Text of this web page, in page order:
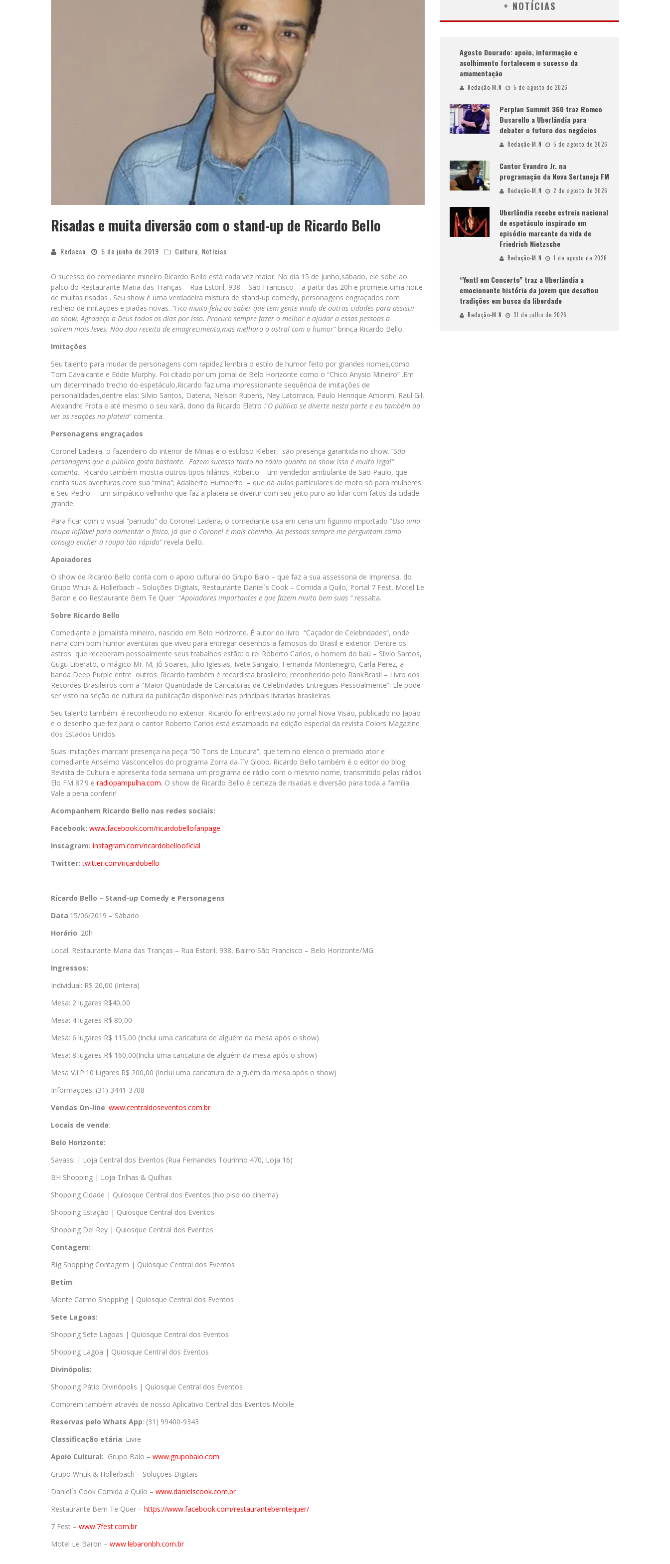
Risadas e muita diversão com o stand-up de Ricardo Bello
Redacao 5 de junho de 2019 Cultura, Notícias
O sucesso do comediante mineiro Ricardo Bello está cada vez maior. No dia 15 de junho,sábado, ele sobe ao
palco do Restaurante Maria das Tranças – Rua Estoril, 938 – São Francisco – a partir das 20h e promete uma noite
de muitas risadas . Seu show é uma verdadeira mistura de stand-up comedy, personagens engraçados com
recheio de imitações e piadas novas. “Fico muito feliz ao saber que tem gente vindo de outras cidades para assistir
ao show. Agradeço a Deus todos os dias por isso. Procuro sempre fazer o melhor e ajudar a essas pessoas a
saírem mais leves. Não dou receita de emagrecimento,mas melhoro o astral com o humor” brinca Ricardo Bello.
Imitações
Seu talento para mudar de personagens com rapidez lembra o estilo de humor feito por grandes nomes,como
Tom Cavalcante e Eddie Murphy. Foi citado por um jornal de Belo Horizonte como o “Chico Anysio Mineiro” .Em
um determinado trecho do espetáculo,Ricardo faz uma impressionante sequência de imitações de
personalidades,dentre elas: Silvio Santos, Datena, Nelson Rubens, Ney Latorraca, Paulo Henrique Amorim, Raul Gil,
Alexandre Frota e até mesmo o seu xará, dono da Ricardo Eletro .”O público se diverte nesta parte e eu também ao
ver as reações na plateia” comenta.
Personagens engraçados
Coronel Ladeira, o fazendeiro do interior de Minas e o estiloso Kleber, são presença garantida no show. “São
personagens que o público gosta bastante. Fazem sucesso tanto no rádio quanto no show Isso é muito legal”
comenta.
Ricardo também mostra outros tipos hilários: Roberto – um vendedor ambulante de São Paulo, que
conta suas aventuras com sua “mina”; Adalberto Humberto – que dá aulas particulares de moto só para mulheres
e Seu Pedro – um simpático velhinho que faz a plateia se divertir com seu jeito puro ao lidar com fatos da cidade
grande.
Para ficar com o visual “parrudo” do Coronel Ladeira, o comediante usa em cena um figurino importado “Uso uma
roupa inflável para aumentar o físico, já que o Coronel é mais cheinho. As pessoas sempre me perguntam como
consigo encher a roupa tão rápido”revela Bello.
Apoiadores
O show de Ricardo Bello conta com o apoio cultural do Grupo Balo – que faz a sua assessoria de Imprensa, do
Grupo Wnuk & Hollerbach – Soluções Digitais, Restaurante Daniel´s Cook – Comida a Quilo, Portal 7 Fest, Motel Le
Baron e do Restaurante Bem Te Quer “Apoiadores importantes e que fazem muito bem suas ” ressalta.
Sobre Ricardo Bello
Comediante e jornalista mineiro, nascido em Belo Horizonte. É autor do livro “Caçador de Celebridades”, onde
narra com bom humor aventuras que viveu para entregar desenhos a famosos do Brasil e exterior. Dentre os
astros que receberam pessoalmente seus trabalhos estão: o rei Roberto Carlos, o homem do baú – Sílvio Santos,
Gugu Liberato, o mágico Mr. M, Jô Soares, Julio Iglesias, Ivete Sangalo, Fernanda Montenegro, Carla Perez, a
banda Deep Purple entre outros. Ricardo também é recordista brasileiro, reconhecido pelo RankBrasil – Livro dos
Recordes Brasileiros com a “Maior Quantidade de Caricaturas de Celebridades Entregues Pessoalmente”. Ele pode
ser visto na seção de cultura da publicação disponível nas principais livrarias brasileiras.
Seu talento também é reconhecido no exterior. Ricardo foi entrevistado no jornal Nova Visão, publicado no Japão
e o desenho que fez para o cantor Roberto Carlos está estampado na edição especial da revista Colors Magazine
dos Estados Unidos.
Suas imitações marcam presença na peça “50 Tons de Loucura”, que tem no elenco o premiado ator e
comediante Anselmo Vasconcellos do programa Zorra da TV Globo. Ricardo Bello também é o editor do blog
Revista de Cultura e apresenta toda semana um programa de rádio com o mesmo nome, transmitido pelas rádios
Elo FM 87.9 e radiopampulha.com. O show de Ricardo Bello é certeza de risadas e diversão para toda a família.
Vale a pena conferir!
Acompanhem Ricardo Bello nas redes sociais:
Facebook: www.facebook.com/ricardobellofanpage
Instagram: instagram.com/ricardobellooficial
Twitter: twitter.com/ricardobello
Ricardo Bello – Stand-up Comedy e Personagens
Data:15/06/2019 – Sábado
Horário: 20h
Local: Restaurante Maria das Tranças – Rua Estoril, 938, Bairro São Francisco – Belo Horizonte/MG
Ingressos:
Individual: R$ 20,00 (Inteira)
Mesa: 2 lugares R$40,00
Mesa: 4 lugares R$ 80,00
Mesa: 6 lugares R$ 115,00 (Inclui uma caricatura de alguém da mesa após o show)
Mesa: 8 lugares R$ 160,00(Inclui uma caricatura de alguém da mesa após o show)
Mesa V.I.P:10 lugares R$ 200,00 (Inclui uma caricatura de alguém da mesa após o show)
Informações: (31) 3441-3708
Vendas On-line: www.centraldoseventos.com.br
Locais de venda:
Belo Horizonte:
Savassi | Loja Central dos Eventos (Rua Fernandes Tourinho 470, Loja 16)
BH Shopping | Loja Trilhas & Quilhas
Shopping Cidade | Quiosque Central dos Eventos (No piso do cinema)
Shopping Estação | Quiosque Central dos Eventos
Shopping Del Rey | Quiosque Central dos Eventos
Contagem:
Big Shopping Contagem | Quiosque Central dos Eventos
Betim:
Monte Carmo Shopping | Quiosque Central dos Eventos
Sete Lagoas:
Shopping Sete Lagoas | Quiosque Central dos Eventos
Shopping Lagoa | Quiosque Central dos Eventos
Divinópolis:
Shopping Pátio Divinópolis | Quiosque Central dos Eventos
Comprem também através de nosso Aplicativo Central dos Eventos Mobile
Reservas pelo Whats App: (31) 99400-9343
Classificação etária: Livre
Apoio Cultural: Grupo Balo – www.grupobalo.com
Grupo Wnuk & Hollerbach – Soluções Digitais
Daniel´s Cook Comida a Quilo – www.danielscook.com.br
Restaurante Bem Te Quer – https://www.facebook.com/restaurantebemtequer/
7 Fest – www.7fest.com.br
Motel Le Baron – www.lebaronbh.com.br
+ NOTÍCIAS
Agosto Dourado: apoio, informação e
acolhimento fortalecem o sucesso da
amamentação
Redação-M.N 5 de agosto de 2026
Perplan Summit 360 traz Romeo
Busarello a Uberlândia para
debater o futuro dos negócios
Redação-M.N 5 de agosto de 2026
Cantor Evandro Jr. na
programação da Nova Sertaneja FM
Redação-M.N 2 de agosto de 2026
Uberlândia recebe estreia nacional
de espetáculo inspirado em
episódio marcante da vida de
Friedrich Nietzsche
Redação-M.N 1 de agosto de 2026
“Yentl em Concerto” traz a Uberlândia a
emocionante história da jovem que desafiou
tradições em busca da liberdade
Redação-M.N 31 de julho de 2026